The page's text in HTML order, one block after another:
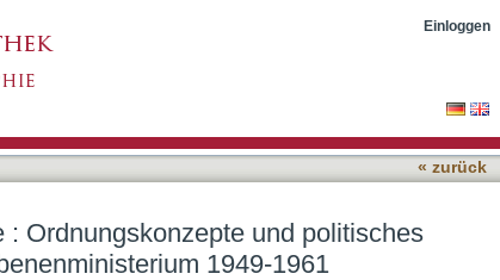
Einloggen
« zurück
Ordnungskonzepte und politisches
1949-1961